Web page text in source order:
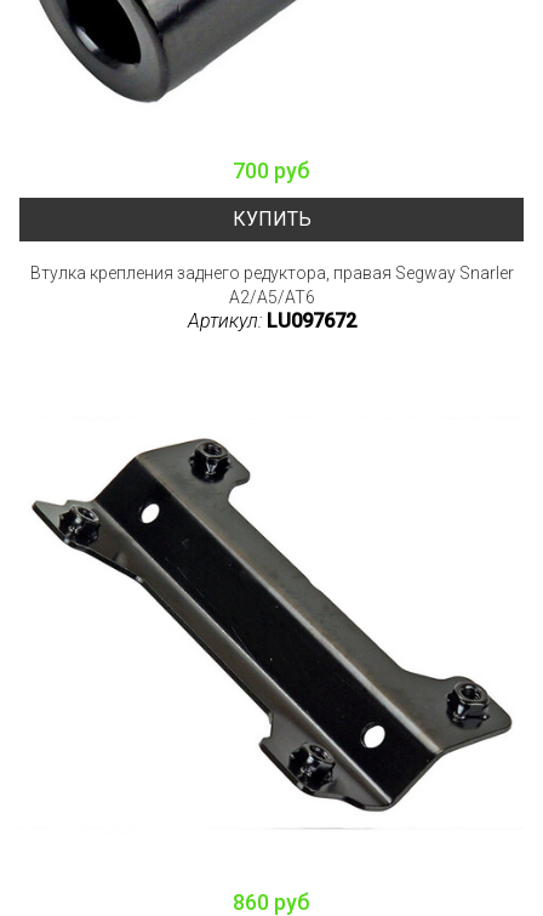
700 руб
КУПИТЬ
Втулка крепления заднего редуктора, правая Segway Snarler
A2/A5/AT6
Артикул: LU097672
860 руб